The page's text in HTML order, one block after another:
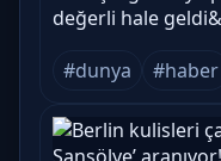
değerli hale
#dunya
#haber